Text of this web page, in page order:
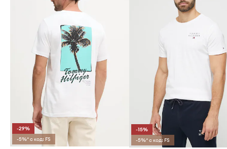
-29%
-5%* с код: FS
-15%
-5%* с код: FS